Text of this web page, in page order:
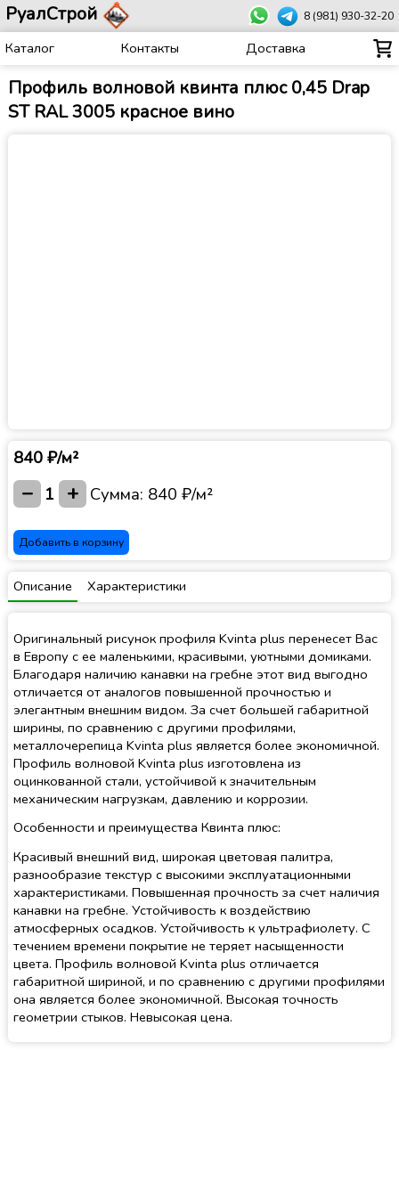
РуалСтрой 8 (981) 930-32-20
Каталог Контакты Доставка
Профиль волновой квинта плюс 0,45 Drap
ST RAL 3005 красное вино
840 ₽/м²
− 1 + Сумма: 840 ₽/м²
Добавить в корзину
Описание Характеристики
Оригинальный рисунок профиля Kvinta plus перенесет Вас
в Европу с ее маленькими, красивыми, уютными домиками.
Благодаря наличию канавки на гребне этот вид выгодно
отличается от аналогов повышенной прочностью и
элегантным внешним видом. За счет большей габаритной
ширины, по сравнению с другими профилями,
металлочерепица Kvinta plus является более экономичной.
Профиль волновой Kvinta plus изготовлена из
оцинкованной стали, устойчивой к значительным
механическим нагрузкам, давлению и коррозии.
Особенности и преимущества Квинта плюс:
Красивый внешний вид, широкая цветовая палитра,
разнообразие текстур с высокими эксплуатационными
характеристиками. Повышенная прочность за счет наличия
канавки на гребне. Устойчивость к воздействию
атмосферных осадков. Устойчивость к ультрафиолету. С
течением времени покрытие не теряет насыщенности
цвета. Профиль волновой Kvinta plus отличается
габаритной шириной, и по сравнению с другими профилями
она является более экономичной. Высокая точность
геометрии стыков. Невысокая цена.